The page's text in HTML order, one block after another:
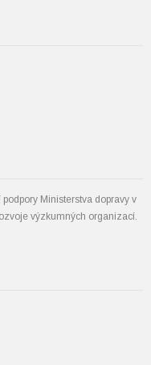
Ministerstva dopravy v
výzkumných organizací.